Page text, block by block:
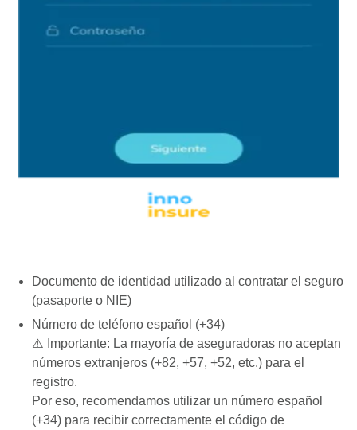
Documento de identidad utilizado al contratar el seguro
(pasaporte o NIE)
Número de teléfono español (+34)
⚠️ Importante: La mayoría de aseguradoras no aceptan
números extranjeros (+82, +57, +52, etc.) para el
registro.
Por eso, recomendamos utilizar un número español
(+34) para recibir correctamente el código de